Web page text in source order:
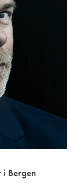
i Bergen